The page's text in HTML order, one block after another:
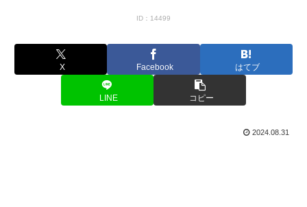
ID：14499
X Facebook はてブ
LINE コピー
2024.08.31